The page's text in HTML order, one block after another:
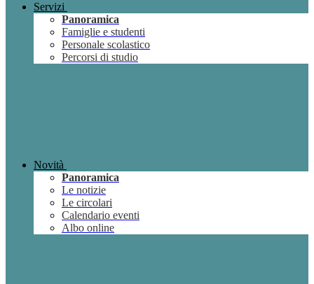
Servizi
Panoramica
Famiglie e studenti
Personale scolastico
Percorsi di studio
Novità
Panoramica
Le notizie
Le circolari
Calendario eventi
Albo online